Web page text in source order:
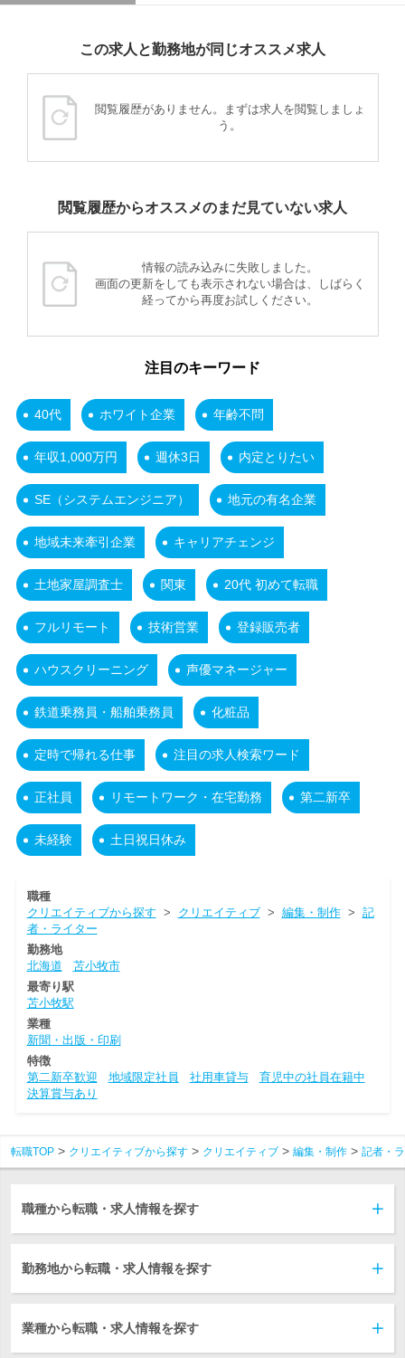
この求人と勤務地が同じオススメ求人
閲覧履歴がありません。まずは求人を閲覧しましょ
う。
閲覧履歴からオススメのまだ見ていない求人
情報の読み込みに失敗しました。
画面の更新をしても表示されない場合は、しばらく
経ってから再度お試しください。
注目のキーワード
40代 ホワイト企業 年齢不問
年収1,000万円 週休3日 内定とりたい
SE（システムエンジニア） 地元の有名企業
地域未来牽引企業 キャリアチェンジ
土地家屋調査士 関東 20代 初めて転職
フルリモート 技術営業 登録販売者
ハウスクリーニング 声優マネージャー
鉄道乗務員・船舶乗務員 化粧品
定時で帰れる仕事 注目の求人検索ワード
正社員 リモートワーク・在宅勤務 第二新卒
未経験 土日祝日休み
職種
クリエイティブから探す > クリエイティブ> 編集・制作> 記
者・ライター
勤務地
北海道
苫小牧市
最寄り駅
苫小牧駅
業種
新聞・出版・印刷
特徴
第二新卒歓迎
地域限定社員 社用車貸与
育児中の社員在籍中
決算賞与あり
転職TOP クリエイティブから探す クリエイティブ 編集・制作 記者・
職種から転職・求人情報を探す
勤務地から転職・求人情報を探す
業種から転職・求人情報を探す